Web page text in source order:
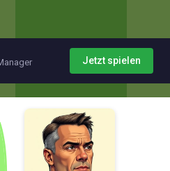
Jetzt spielen